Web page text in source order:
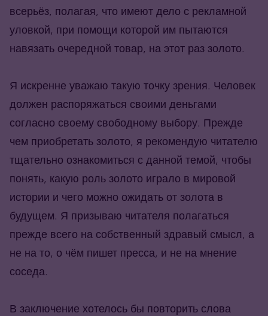
всерьёз, полагая, что имеют дело с рекламной
уловкой, при помощи которой им пытаются
навязать очередной товар, на этот раз золото.
Я искренне уважаю такую точку зрения. Человек
должен распоряжаться своими деньгами
согласно своему свободному выбору. Прежде
чем приобретать золото, я рекомендую читателю
тщательно ознакомиться с данной темой, чтобы
понять, какую роль золото играло в мировой
истории и чего можно ожидать от золота в
будущем. Я призываю читателя полагаться
прежде всего на собственный здравый смысл, а
не на то, о чём пишет пресса, и не на мнение
соседа.
В заключение хотелось бы повторить слова